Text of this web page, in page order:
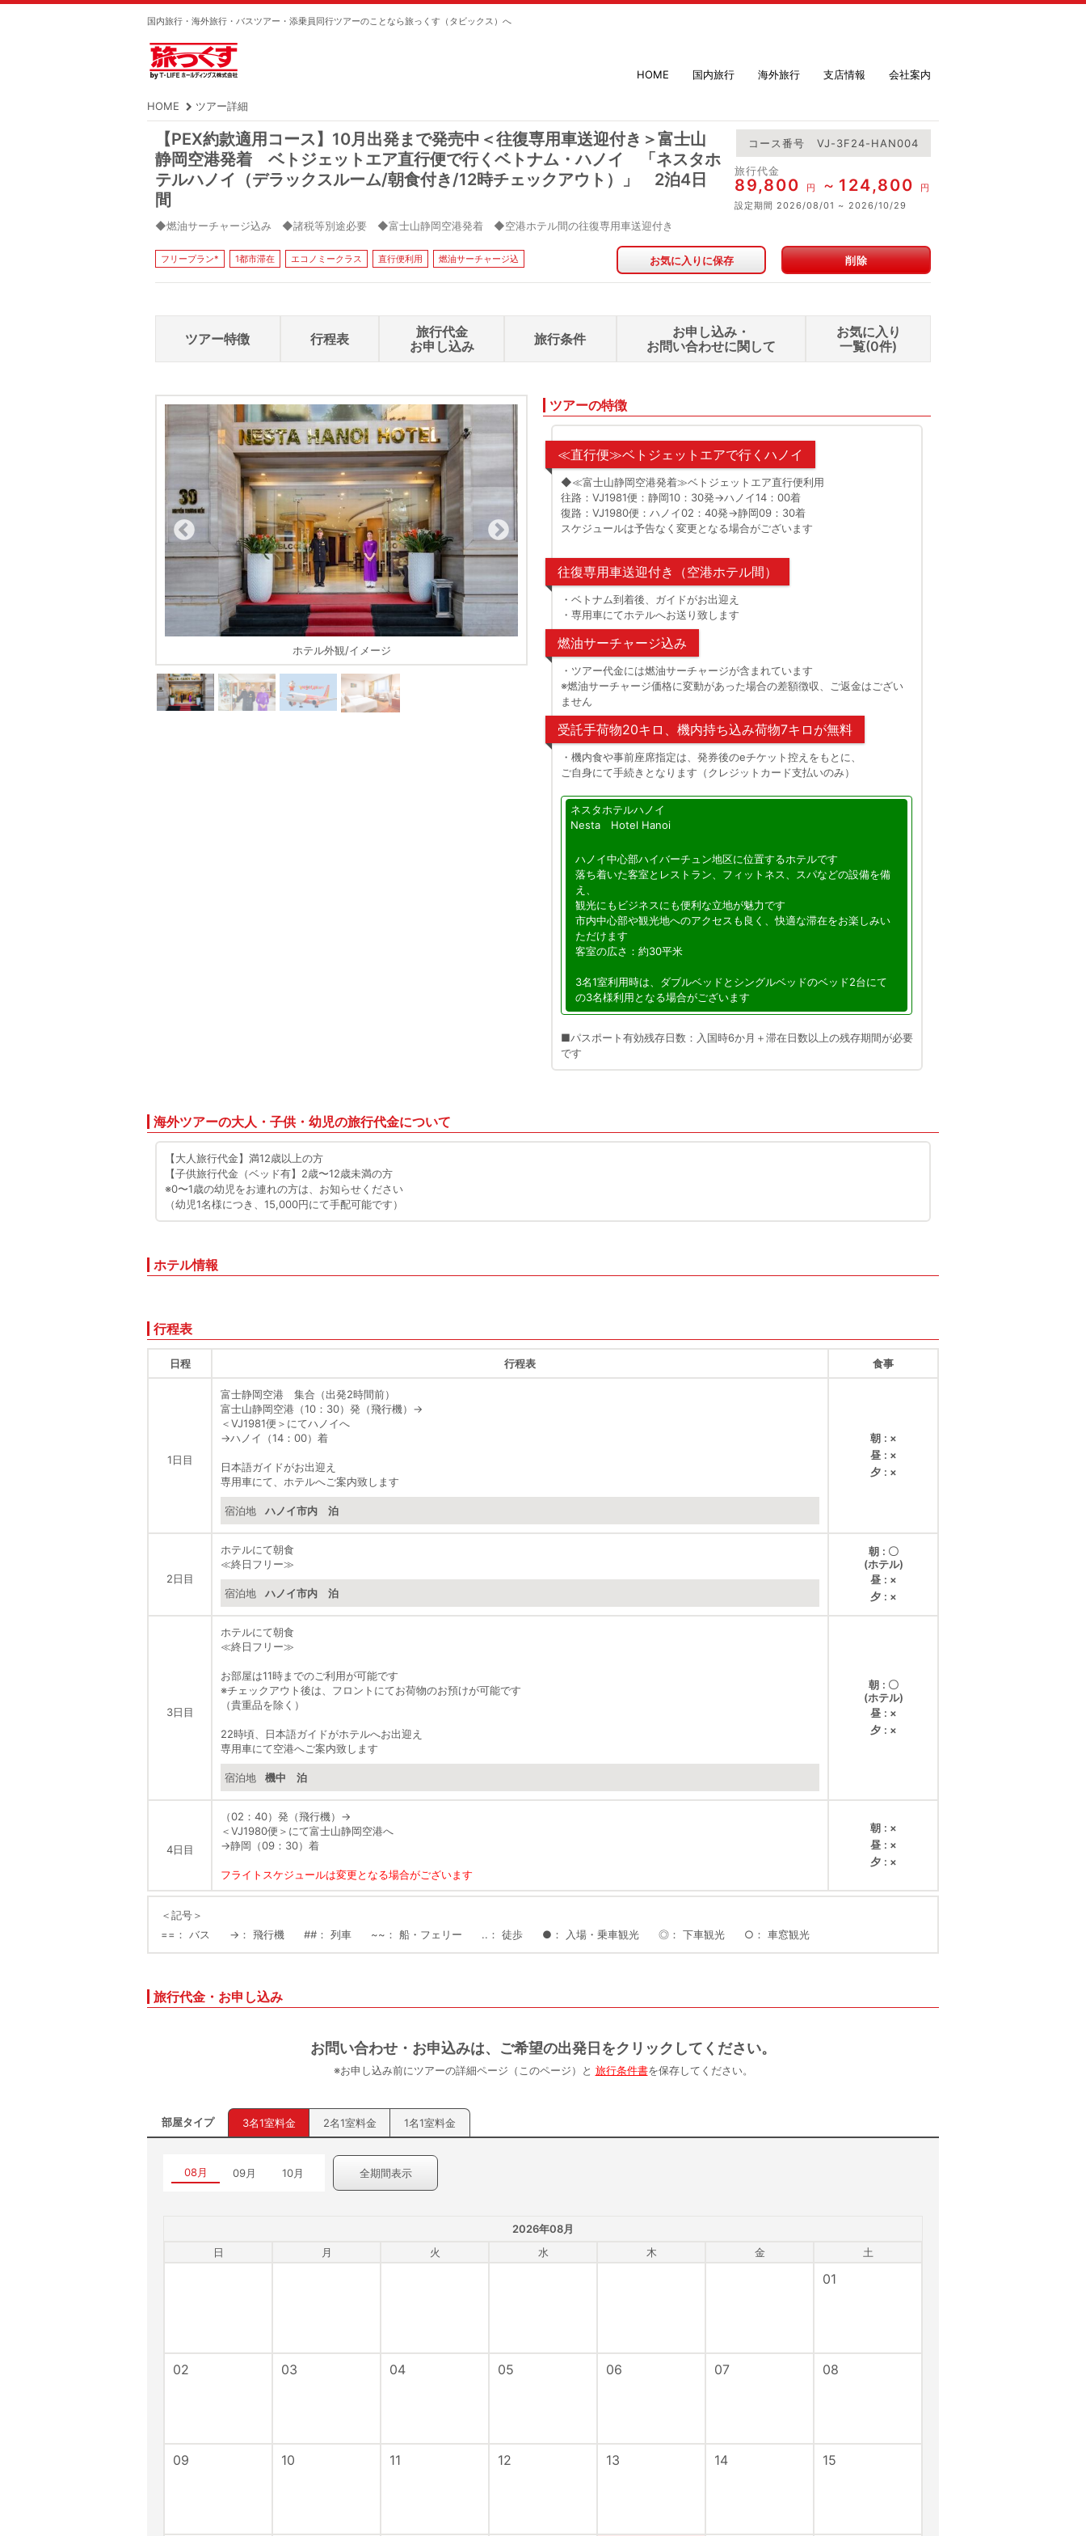
国内旅行・海外旅行・バスツアー・添乗員同行ツアーのことなら旅っくす（タビックス）へ
HOME 国内旅行 海外旅行 支店情報 会社案内
HOME ツアー詳細
【PEX約款適用コース】10月出発まで発売中＜往復専用車送迎付き＞富士山
静岡空港発着 ベトジェットエア直行便で行くベトナム・ハノイ 「ネスタホ
テルハノイ（デラックスルーム/朝食付き/12時チェックアウト）」 2泊4日
間
◆燃油サーチャージ込み ◆諸税等別途必要 ◆富士山静岡空港発着 ◆空港ホテル間の往復専用車送迎付き
コース番号 VJ-3F24-HAN004
旅行代金
89,800 円 124,800
円
設定期間 2026/08/01 2026/10/29
ホテル外観/イメージ ホテルロビー/イメージ
フリープラン* 1都市滞在 エコノミークラス 直行便利用 燃油サーチャージ込 お気に入りに保存 削除
ツアー特徴 行程表
旅行代金
お申し込み
旅行条件
お申し込み・
お問い合わせに関して
お気に入り
一覧(0件)
ツアーの特徴
≪直行便≫ベトジェットエアで行くハノイ
◆≪富士山静岡空港発着≫ベトジェットエア直行便利用
往路：VJ1981便：静岡10：30発→ハノイ14：00着
復路：VJ1980便：ハノイ02：40発→静岡09：30着
スケジュールは予告なく変更となる場合がございます
往復専用車送迎付き（空港ホテル間）
・ベトナム到着後、ガイドがお出迎え
・専用車にてホテルへお送り致します
燃油サーチャージ込み
・ツアー代金には燃油サーチャージが含まれています
※燃油サーチャージ価格に変動があった場合の差額徴収、ご返金はござい
ません
受託手荷物20キロ、機内持ち込み荷物7キロが無料
・機内食や事前座席指定は、発券後のeチケット控えをもとに、
ご自身にて手続きとなります（クレジットカード支払いのみ）
ネスタホテルハノイ
Nesta Hotel Hanoi
ハノイ中心部ハイバーチュン地区に位置するホテルです
落ち着いた客室とレストラン、フィットネス、スパなどの設備を備
え、
観光にもビジネスにも便利な立地が魅力です
市内中心部や観光地へのアクセスも良く、快適な滞在をお楽しみい
ただけます
客室の広さ：約30平米
3名1室利用時は、ダブルベッドとシングルベッドのベッド2台にて
の3名様利用となる場合がございます
■パスポート有効残存日数：入国時6か月＋滞在日数以上の残存期間が必要
です
海外ツアーの大人・子供・幼児の旅行代金について
【大人旅行代金】満12歳以上の方
【子供旅行代金（ベッド有】2歳〜12歳未満の方
※0〜1歳の幼児をお連れの方は、お知らせください
（幼児1名様につき、15,000円にて手配可能です）
ホテル情報
行程表
日程 行程表 食事
1日目
富士静岡空港 集合（出発2時間前）
富士山静岡空港（10：30）発（飛行機） →
＜VJ1981便＞にてハノイへ
→ハノイ（14：00）着
日本語ガイドがお出迎え
専用車にて、ホテルへご案内致します
宿泊地 ハノイ市内 泊
朝
×
昼
×
夕
×
2日目
ホテルにて朝食
≪終日フリー≫
宿泊地 ハノイ市内 泊
朝
〇
(ホテル)
昼
×
夕
×
3日目
ホテルにて朝食
≪終日フリー≫
お部屋は11時までのご利用が可能です
※チェックアウト後は、フロントにてお荷物のお預けが可能です
（貴重品を除く）
22時頃、日本語ガイドがホテルへお出迎え
専用車にて空港へご案内致します
宿泊地 機中 泊
朝
〇
(ホテル)
昼
×
夕
×
4日目
（02：40）発（飛行機） →
＜VJ1980便＞にて富士山静岡空港へ
→静岡（09：30）着
フライトスケジュールは変更となる場合がございます
朝
×
昼
×
夕
×
＜記号＞
==
バス → 飛行機 ## 列車 ~~ 船・フェリー .. 徒歩 ● 入場・乗車観光 ◎ 下車観光 ○ 車窓観光
旅行代金・お申し込み
お問い合わせ・お申込みは、ご希望の出発日をクリックしてください。
※お申し込み前にツアーの詳細ページ（このページ）と 旅行条件書を保存してください。
部屋タイプ 3名1室料金 2名1室料金 1名1室料金
08月 09月 10月 全期間表示
2026年08月
日
月 火 水 木 金 土
01
02 03 04 05 06 07 08
09 10 11 12 13 14 15